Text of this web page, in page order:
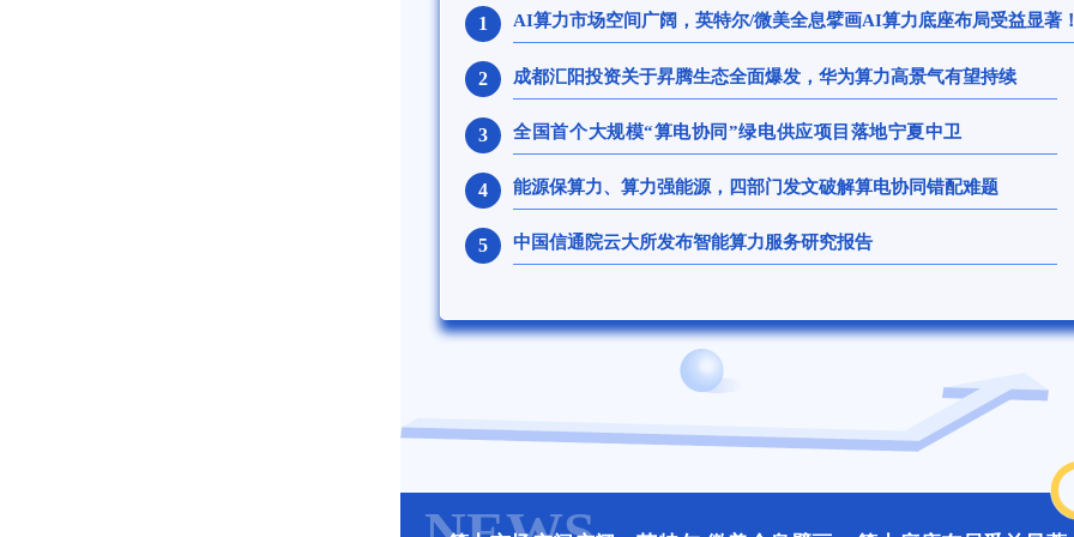
1 AI算力市场空间广阔，英特尔/微美全息擘画AI算力底座布局受益显著
2 成都汇阳投资关于昇腾生态全面爆发，华为算力高景气有望持续
3 全国首个大规模“算电协同”绿电供应项目落地宁夏中卫
4 能源保算力、算力强能源，四部门发文破解算电协同错配难题
5 中国信通院云大所发布智能算力服务研究报告